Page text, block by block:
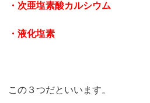
・次亜塩素酸カルシウム
・液化塩素
この３つだといいます。